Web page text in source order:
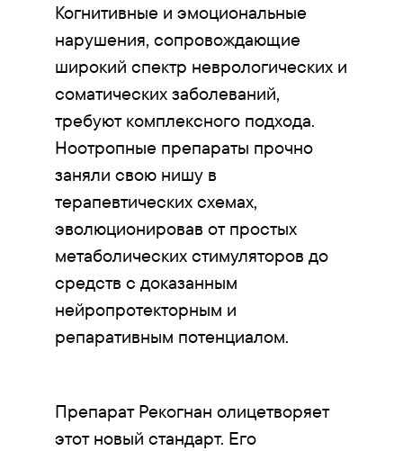
Когнитивные и эмоциональные
нарушения, сопровождающие
широкий спектр неврологических и
соматических заболеваний,
требуют комплексного подхода.
Ноотропные препараты прочно
заняли свою нишу в
терапевтических схемах,
эволюционировав от простых
метаболических стимуляторов до
средств с доказанным
нейропротекторным и
репаративным потенциалом.
Препарат Рекогнан олицетворяет
этот новый стандарт. Его